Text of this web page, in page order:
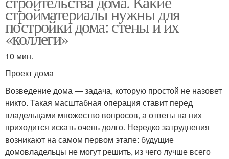
стройматериалы нужны для
постройки дома: стены и их
«коллеги»
10 мин.
Проект дома
Возведение дома — задача, которую простой не назовет
никто. Такая масштабная операция ставит перед
владельцами множество вопросов, а ответы на них
приходится искать очень долго. Нередко затруднения
возникают на самом первом этапе: будущие
домовладельцы не могут решить, из чего лучше всего